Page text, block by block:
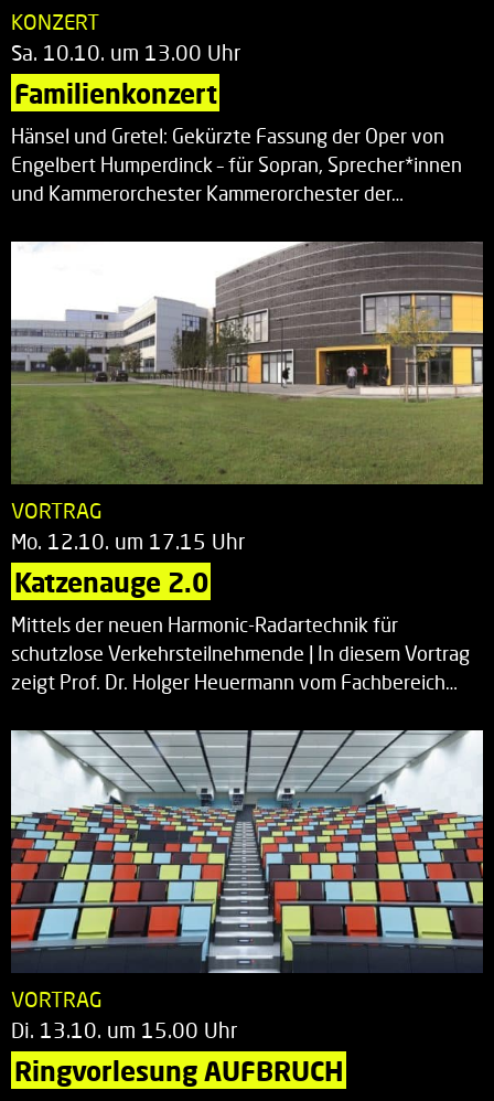
KONZERT
Sa. 10.10. um 13.00 Uhr
Familienkonzert
Hänsel und Gretel: Gekürzte Fassung der Oper von
Engelbert Humperdinck – für Sopran, Sprecher*innen
und Kammerorchester Kammerorchester der…
VORTRAG
Mo. 12.10. um 17.15 Uhr
Katzenauge 2.0
Mittels der neuen Harmonic-Radartechnik für
schutzlose Verkehrsteilnehmende | In diesem Vortrag
zeigt Prof. Dr. Holger Heuermann vom Fachbereich…
VORTRAG
Di. 13.10. um 15.00 Uhr
Ringvorlesung AUFBRUCH